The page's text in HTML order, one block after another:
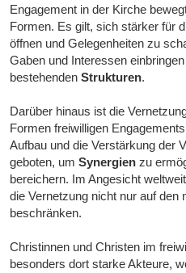
Engagement in der Kirche
Formen. Es gilt, sich stärker für
öffnen und Gelegenheiten zu
Gaben und Interessen
bestehendenStrukturen.
Darüber hinaus ist die
Formen freiwilligen
Aufbau und die Verstärkung der
geboten, umSynergien zu
bereichern. Im Angesicht
die Vernetzung nicht nur auf den
beschränken.
Christinnen und Christen im
besonders dort starke Akteure,